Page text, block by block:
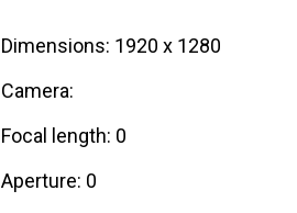
Dimensions: 1920 x 1280
Camera:
Focal length: 0
Aperture: 0